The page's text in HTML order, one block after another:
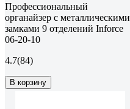
Профессиональный
органайзер с металлическими
замками 9 отделений Inforce
06-20-10
4.7(84)
В корзину